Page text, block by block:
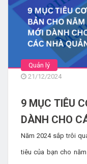
và nhân viên nhấn
duy phát triển ở mọi
tư duy phát triển là gì
Quản lý
21/12/2024
9 MỤC TIÊU
DÀNH CHO
Năm 2024 sắp trôi
tiêu của bạn cho